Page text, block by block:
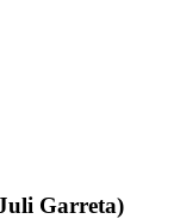
Garreta)